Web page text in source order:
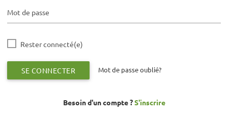
Mot de passe
Rester connecté(e)
SE CONNECTER Mot de passe oublié?
Besoin d'un compte ?S'inscrire